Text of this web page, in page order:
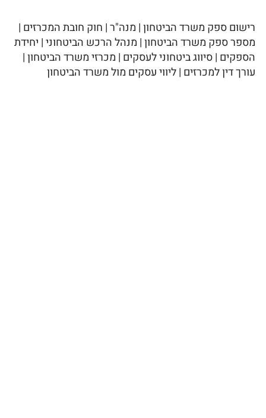
רישום ספק משרד הביטחון | מנה"ר | חוק חובת המכרזים |
מספר ספק משרד הביטחון | מנהל הרכש הביטחוני | יחידת
הספקים | סיווג ביטחוני לעסקים | מכרזי משרד הביטחון |
עורך דין למכרזים | ליווי עסקים מול משרד הביטחון